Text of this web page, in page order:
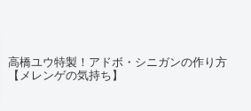
高橋ユウ特製！アドボ・シニガンの作り方
【メレンゲの気持ち】